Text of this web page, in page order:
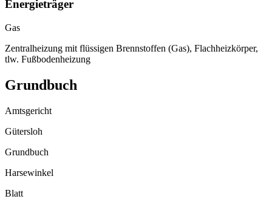
Energieträger
Gas
Zentralheizung mit flüssigen Brennstoffen (Gas), Flachheizkörper,
tlw. Fußbodenheizung
Grundbuch
Amtsgericht
Gütersloh
Grundbuch
Harsewinkel
Blatt